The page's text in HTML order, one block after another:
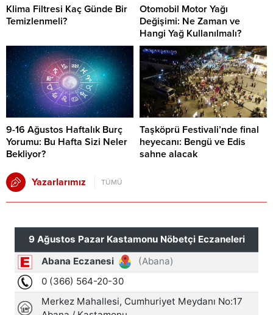
Klima Filtresi Kaç Günde Bir
Temizlenmeli?
Otomobil Motor Yağı
Değişimi: Ne Zaman ve
Hangi Yağ Kullanılmalı?
9-16 Ağustos Haftalık Burç
Yorumu: Bu Hafta Sizi Neler
Bekliyor?
Taşköprü Festivali’nde final
heyecanı: Bengü ve Edis
sahne alacak
Yazarlarımız TÜMÜ